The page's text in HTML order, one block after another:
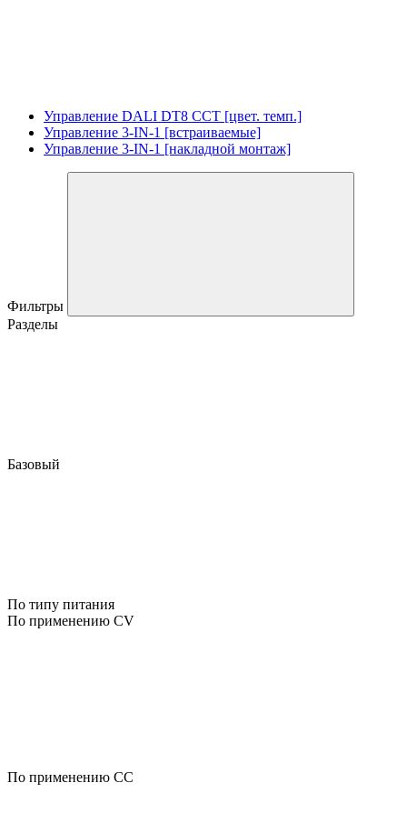
Управление DALI DT8 CCT [цвет. темп.]
Управление 3-IN-1 [встраиваемые]
Управление 3-IN-1 [накладной монтаж]
Фильтры
Разделы
Базовый
По типу питания
По применению CV
По применению CC